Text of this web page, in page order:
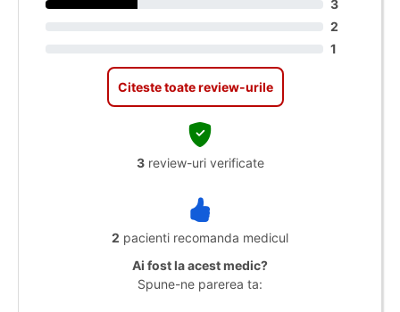
3
2
1
Citeste toate review-urile
3review-uri verificate
2 pacienti recomanda medicul
Ai fost la acest medic?
Spune-ne parerea ta: